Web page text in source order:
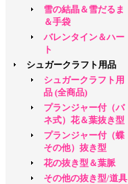
雪の結晶＆雪だるま
＆手袋
バレンタイン＆ハー
ト
シュガークラフト用品
シュガークラフト用
品 (全商品)
プランジャー付（バ
ネ式）花＆葉抜き型
プランジャー付（蝶
その他）抜き型
花の抜き型＆葉脈
その他の抜き型/道具